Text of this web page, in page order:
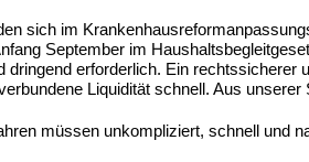
sich im
September im
dringend erforderlich. Ein
Liquidität schnell. Aus
müssen unkompliziert, schnell und